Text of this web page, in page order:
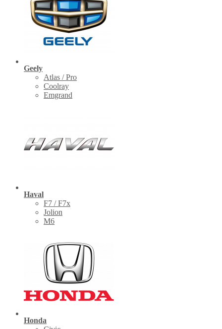
Geely
Atlas / Pro
Coolray
Emgrand
Haval
F7 / F7x
Jolion
M6
Honda